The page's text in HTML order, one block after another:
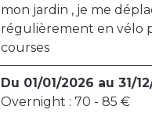
mon jardin , je me
régulièrement en vélo
courses
Du 01/01/2026 au 31/
Overnight : 70 - 85 €